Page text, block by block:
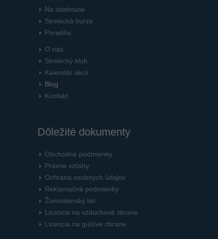
Na stiahnutie
Strelecká burza
Poradňa
O nás
Strelecký klub
Kalendár akcií
Blog
Kontakt
Dôležité dokumenty
Obchodné podmienky
Právne vzťahy
Ochrana osobných údajov
Reklamačné podmienky
Živnostenský list
Licencia na vzduchové zbrane
Licencia na guľové zbrane